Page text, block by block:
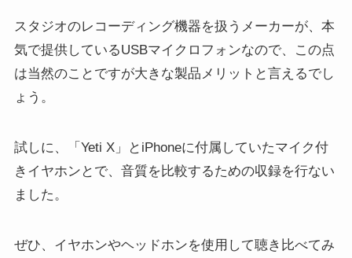
スタジオのレコーディング機器を扱うメーカーが、本
気で提供しているUSBマイクロフォンなので、この点
は当然のことですが大きな製品メリットと言えるでし
ょう。
試しに、「Yeti X」とiPhoneに付属していたマイク付
きイヤホンとで、音質を比較するための収録を行ない
ました。
ぜひ、イヤホンやヘッドホンを使用して聴き比べてみ